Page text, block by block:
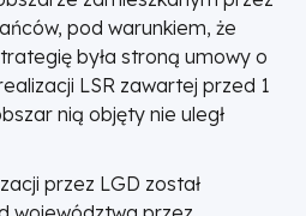
pod warunkiem, że
była stroną umowy o
LSR zawartej przed 1
nią objęty nie uległ
przez LGD został